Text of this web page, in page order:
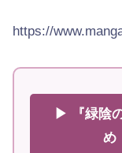
https://
▶ 『緑陰
め